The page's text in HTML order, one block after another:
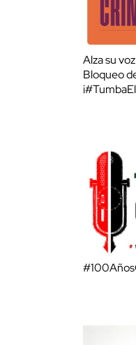
Alza su
Bloqueo